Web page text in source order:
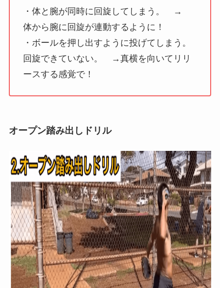
・体と腕が同時に回旋してしまう。 →
体から腕に回旋が連動するように！
・ボールを押し出すように投げてしまう。
回旋できていない。 →真横を向いてリリ
ースする感覚で！
オープン踏み出しドリル